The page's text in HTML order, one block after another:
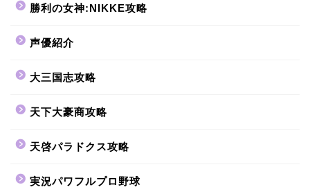
勝利の女神:NIKKE攻略
声優紹介
大三国志攻略
天下大豪商攻略
天啓パラドクス攻略
実況パワフルプロ野球